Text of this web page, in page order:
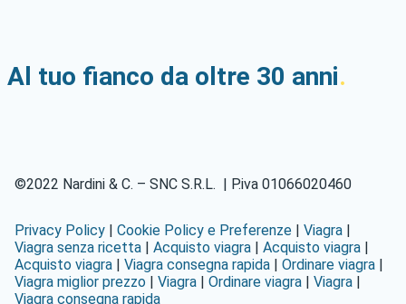
Al tuo fianco da oltre 30 anni.
©2022 Nardini & C. – SNC S.R.L. | P.iva 01066020460
Privacy Policy | Cookie Policy e Preferenze | Viagra |
Viagra senza ricetta | Acquisto viagra | Acquisto viagra |
Acquisto viagra | Viagra consegna rapida | Ordinare viagra |
Viagra miglior prezzo | Viagra | Ordinare viagra | Viagra |
Viagra consegna rapida